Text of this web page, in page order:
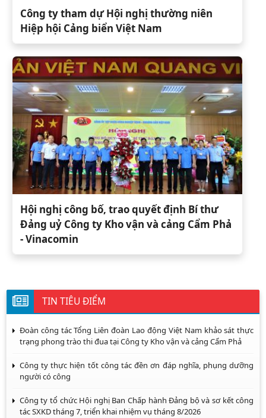
Công ty tham dự Hội nghị thường niên
Hiệp hội Cảng biển Việt Nam
Hội nghị công bố, trao quyết định Bí thư
Đảng uỷ Công ty Kho vận và cảng Cẩm Phả
- Vinacomin
TIN TIÊU ĐIỂM
Đoàn công tác Tổng Liên đoàn Lao động Việt Nam khảo sát thực
trạng phong trào thi đua tại Công ty Kho vận và cảng Cẩm Phả
Công ty thực hiện tốt công tác đền ơn đáp nghĩa, phụng dưỡng
người có công
Công ty tổ chức Hội nghị Ban Chấp hành Đảng bộ và sơ kết công
tác SXKD tháng 7, triển khai nhiệm vụ tháng 8/2026